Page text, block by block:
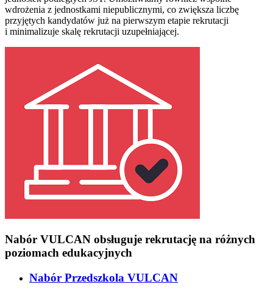
wdrożenia z jednostkami niepublicznymi, co zwiększa liczbę
przyjętych kandydatów już na pierwszym etapie rekrutacji
i minimalizuje skalę rekrutacji uzupełniającej.
Nabór VULCAN obsługuje rekrutację na różnych
poziomach edukacyjnych
Nabór Przedszkola VULCAN